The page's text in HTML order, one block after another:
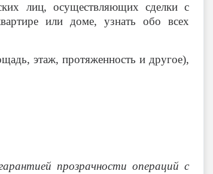
лиц, осуществляющих сделки с
или доме, узнать обо всех
этаж, протяженность и другое),
прозрачности операций с